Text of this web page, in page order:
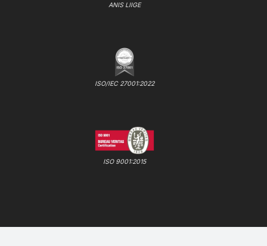
ANIS LIIGE
ISO/IEC 27001:2022
ISO 9001:2015